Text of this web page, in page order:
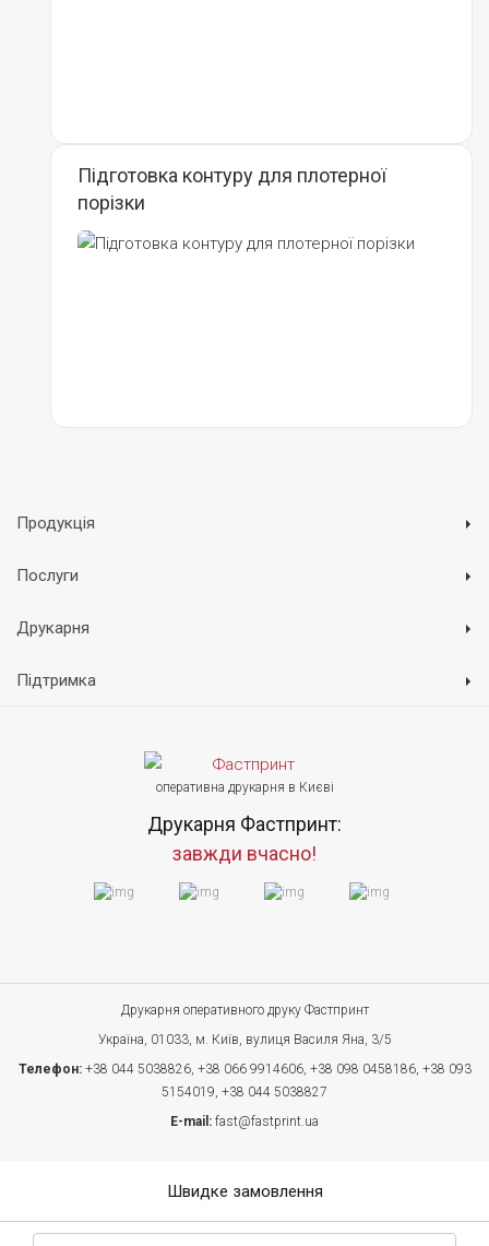
Підготовка контуру для плотерної
порізки
Продукція
Послуги
Друкарня
Підтримка
оперативна друкарня в Києві
Друкарня Фастпринт:
завжди вчасно!
Друкарня оперативного друку Фастпринт
Україна, 01033, м. Київ, вулиця Василя Яна, 3/5
Телефон:+38 044 5038826, +38 066 9914606, +38 098 0458186, +38 093
5154019, +38 044 5038827
E-mail: fast@fastprint.ua
Швидке замовлення